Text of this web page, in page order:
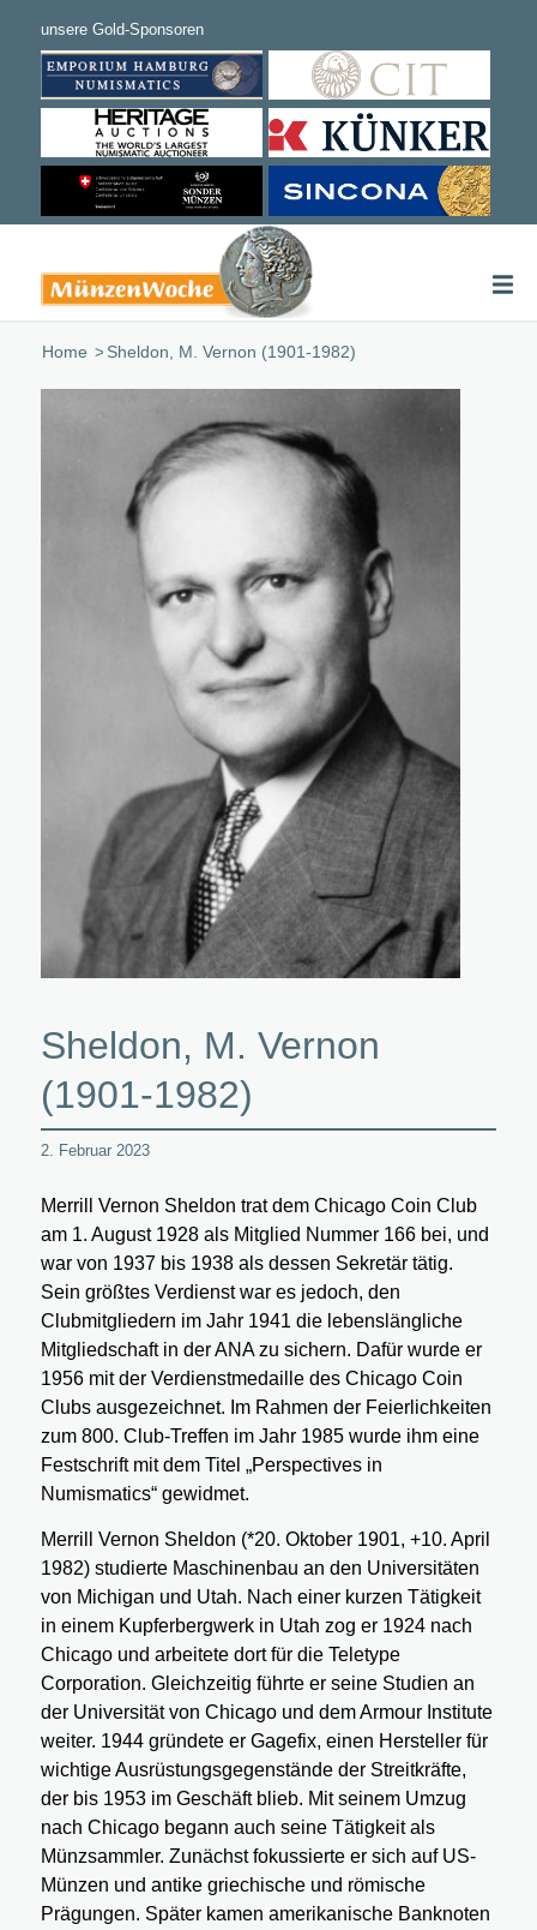
Home /Sheldon, M. Vernon (1901-1982)
Sheldon, M. Vernon
(1901-1982)
2. Februar 2023
Merrill Vernon Sheldon trat dem Chicago Coin Club
am 1. August 1928 als Mitglied Nummer 166 bei, und
war von 1937 bis 1938 als dessen Sekretär tätig.
Sein größtes Verdienst war es jedoch, den
Clubmitgliedern im Jahr 1941 die lebenslängliche
Mitgliedschaft in der ANA zu sichern. Dafür wurde er
1956 mit der Verdienstmedaille des Chicago Coin
Clubs ausgezeichnet. Im Rahmen der Feierlichkeiten
zum 800. Club-Treffen im Jahr 1985 wurde ihm eine
Festschrift mit dem Titel „Perspectives in
Numismatics“ gewidmet.
Merrill Vernon Sheldon (*20. Oktober 1901, +10. April
1982) studierte Maschinenbau an den Universitäten
von Michigan und Utah. Nach einer kurzen Tätigkeit
in einem Kupferbergwerk in Utah zog er 1924 nach
Chicago und arbeitete dort für die Teletype
Corporation. Gleichzeitig führte er seine Studien an
der Universität von Chicago und dem Armour Institute
weiter. 1944 gründete er Gagefix, einen Hersteller für
wichtige Ausrüstungsgegenstände der Streitkräfte,
der bis 1953 im Geschäft blieb. Mit seinem Umzug
nach Chicago begann auch seine Tätigkeit als
Münzsammler. Zunächst fokussierte er sich auf US-
Münzen und antike griechische und römische
Prägungen. Später kamen amerikanische Banknoten